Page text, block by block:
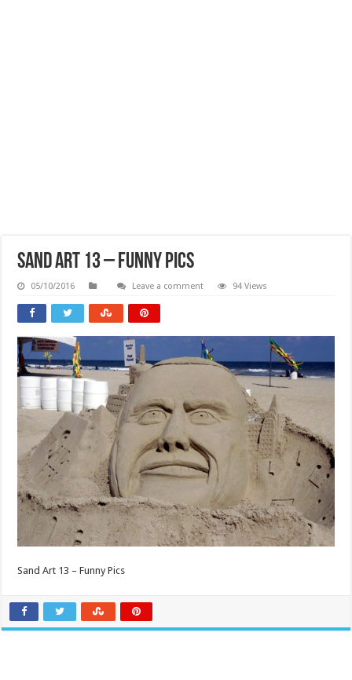
Sand Art 13 – Funny Pics
05/10/2016 Leave a comment 94 Views
Sand Art 13 – Funny Pics